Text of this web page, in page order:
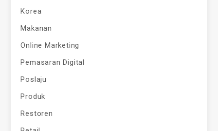
Korea
Makanan
Online Marketing
Pemasaran Digital
Poslaju
Produk
Restoren